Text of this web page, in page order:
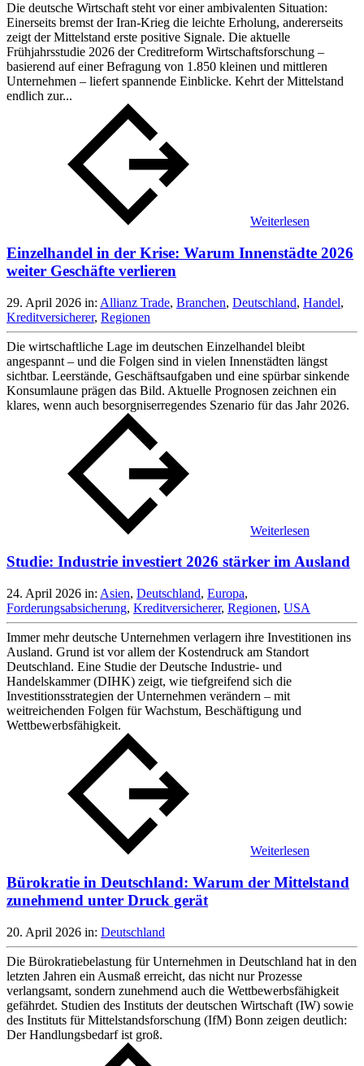
Die deutsche Wirtschaft steht vor einer ambivalenten Situation:
Einerseits bremst der Iran-Krieg die leichte Erholung, andererseits
zeigt der Mittelstand erste positive Signale. Die aktuelle
Frühjahrsstudie 2026 der Creditreform Wirtschaftsforschung –
basierend auf einer Befragung von 1.850 kleinen und mittleren
Unternehmen – liefert spannende Einblicke. Kehrt der Mittelstand
endlich zur...
Weiterlesen
Einzelhandel in der Krise: Warum Innenstädte 2026
weiter Geschäfte verlieren
29. April 2026 in: Allianz Trade, Branchen, Deutschland, Handel,
Kreditversicherer, Regionen
Die wirtschaftliche Lage im deutschen Einzelhandel bleibt
angespannt – und die Folgen sind in vielen Innenstädten längst
sichtbar. Leerstände, Geschäftsaufgaben und eine spürbar sinkende
Konsumlaune prägen das Bild. Aktuelle Prognosen zeichnen ein
klares, wenn auch besorgniserregendes Szenario für das Jahr 2026.
Weiterlesen
Studie: Industrie investiert 2026 stärker im Ausland
24. April 2026 in: Asien, Deutschland, Europa,
Forderungsabsicherung, Kreditversicherer, Regionen, USA
Immer mehr deutsche Unternehmen verlagern ihre Investitionen ins
Ausland. Grund ist vor allem der Kostendruck am Standort
Deutschland. Eine Studie der Deutsche Industrie- und
Handelskammer (DIHK) zeigt, wie tiefgreifend sich die
Investitionsstrategien der Unternehmen verändern – mit
weitreichenden Folgen für Wachstum, Beschäftigung und
Wettbewerbsfähigkeit.
Weiterlesen
Bürokratie in Deutschland: Warum der Mittelstand
zunehmend unter Druck gerät
20. April 2026 in: Deutschland
Die Bürokratiebelastung für Unternehmen in Deutschland hat in den
letzten Jahren ein Ausmaß erreicht, das nicht nur Prozesse
verlangsamt, sondern zunehmend auch die Wettbewerbsfähigkeit
gefährdet. Studien des Instituts der deutschen Wirtschaft (IW) sowie
des Instituts für Mittelstandsforschung (IfM) Bonn zeigen deutlich:
Der Handlungsbedarf ist groß.